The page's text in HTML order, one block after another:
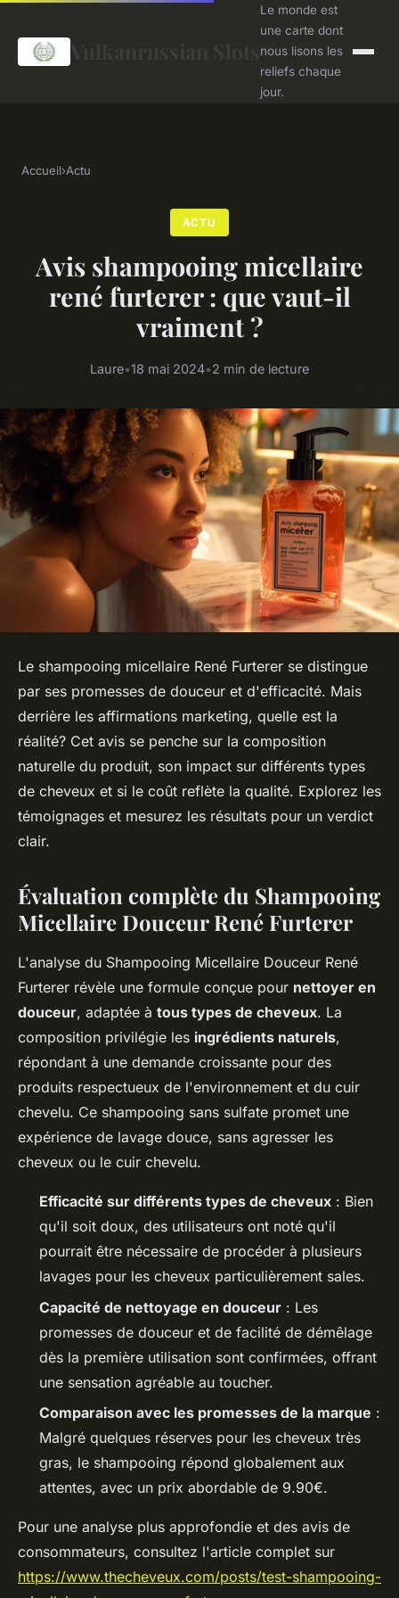
Le monde est
une carte dont
nous lisons les
reliefs chaque
jour.
Accueil›Actu
ACTU
Avis shampooing micellaire
rené furterer : que vaut-il
vraiment ?
Laure•18 mai 2024•2 min de lecture
Le shampooing micellaire René Furterer se distingue
par ses promesses de douceur et d'efficacité. Mais
derrière les affirmations marketing, quelle est la
réalité? Cet avis se penche sur la composition
naturelle du produit, son impact sur différents types
de cheveux et si le coût reflète la qualité. Explorez les
témoignages et mesurez les résultats pour un verdict
clair.
Évaluation complète du Shampooing
Micellaire Douceur René Furterer
L'analyse du Shampooing Micellaire Douceur René
Furterer révèle une formule conçue pour nettoyer en
douceur, adaptée à tous types de cheveux. La
composition privilégie les ingrédients naturels,
répondant à une demande croissante pour des
produits respectueux de l'environnement et du cuir
chevelu. Ce shampooing sans sulfate promet une
expérience de lavage douce, sans agresser les
cheveux ou le cuir chevelu.
Efficacité sur différents types de cheveux : Bien
qu'il soit doux, des utilisateurs ont noté qu'il
pourrait être nécessaire de procéder à plusieurs
lavages pour les cheveux particulièrement sales.
Capacité de nettoyage en douceur : Les
promesses de douceur et de facilité de démêlage
dès la première utilisation sont confirmées, offrant
une sensation agréable au toucher.
Comparaison avec les promesses de la marque :
Malgré quelques réserves pour les cheveux très
gras, le shampooing répond globalement aux
attentes, avec un prix abordable de 9.90€.
Pour une analyse plus approfondie et des avis de
consommateurs, consultez l'article complet sur
https://www.thecheveux.com/posts/test-shampooing-